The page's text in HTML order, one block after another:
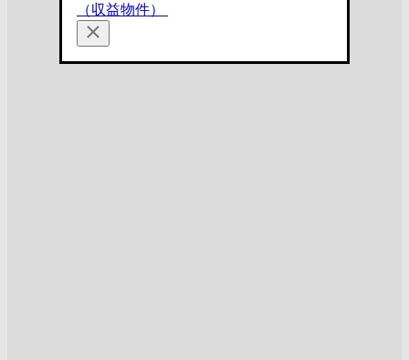
（収益物件）